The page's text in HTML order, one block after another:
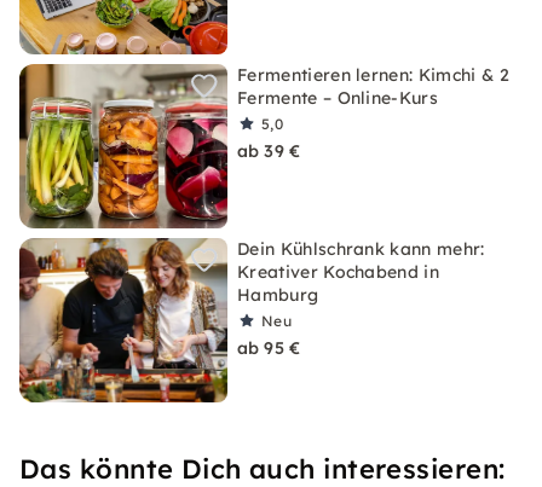
Fermentieren lernen: Kimchi & 2
Fermente – Online-Kurs
5,0
ab 39 €
Dein Kühlschrank kann mehr:
Kreativer Kochabend in
Hamburg
Neu
ab 95 €
Das könnte Dich auch interessieren: